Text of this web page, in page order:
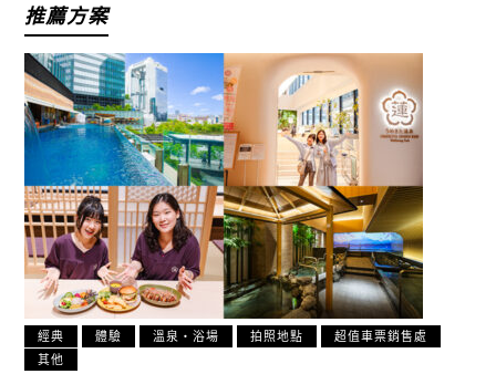
推薦方案
經典 體驗 溫泉・浴場 拍照地點
超值車票銷售處
其他